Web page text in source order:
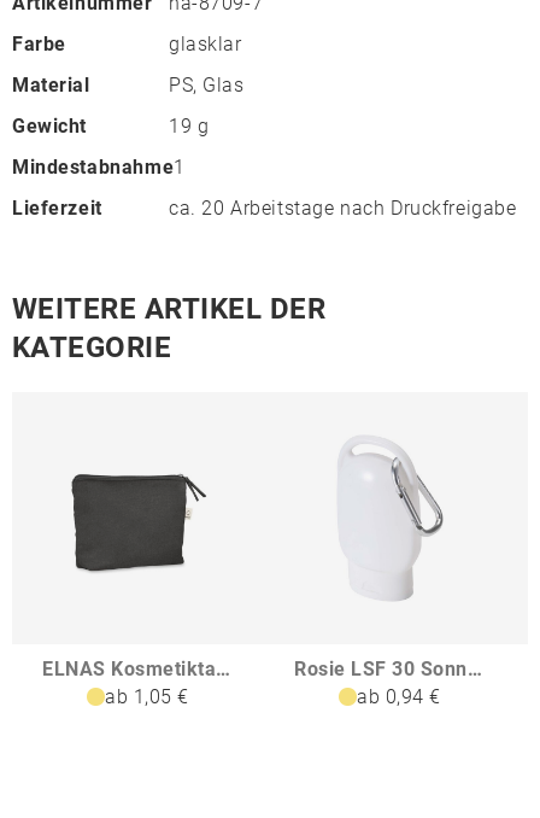
Farbe
glasklar
Material
PS, Glas
Gewicht
19 g
Mindestabnahme1
Lieferzeit
ca. 20 Arbeitstage nach Druckfreigabe
WEITERE ARTIKEL DER
KATEGORIE
ELNAS Kosmetiktasche 320 gm
ab 1,05 €
Rosie LSF 30 Sonnencreme mit Karabiner
ab 0,94 €